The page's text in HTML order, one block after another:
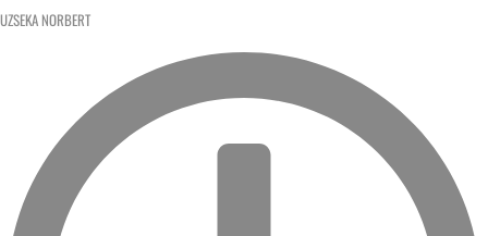
UZSEKA NORBERT